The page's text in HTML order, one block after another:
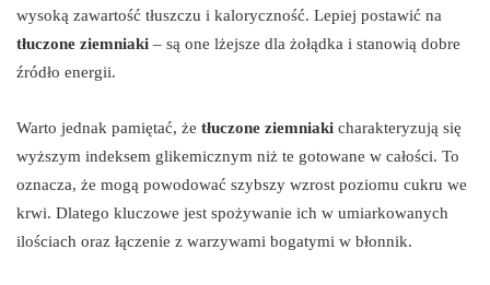
wysoką zawartość tłuszczu i kaloryczność. Lepiej postawić na
tłuczone ziemniaki – są one lżejsze dla żołądka i stanowią dobre
źródło energii.
Warto jednak pamiętać, że tłuczone ziemniaki charakteryzują się
wyższym indeksem glikemicznym niż te gotowane w całości. To
oznacza, że mogą powodować szybszy wzrost poziomu cukru we
krwi. Dlatego kluczowe jest spożywanie ich w umiarkowanych
ilościach oraz łączenie z warzywami bogatymi w błonnik.